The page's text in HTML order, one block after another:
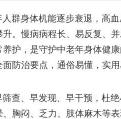
群身体机能逐步衰退，高
。慢病病程长、易反复、
护，是守护中老年身体健
防治要点，通俗易懂，实用
查、早发现、早干预，杜
胸闷、乏力、肢体麻木等